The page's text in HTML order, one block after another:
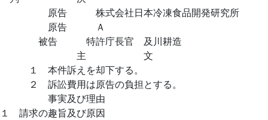
原告 株式会社日本冷凍食品開発研究所
原告 Ａ
被告 特許庁長官 及川耕造
主 文
１ 本件訴えを却下する。
２ 訴訟費用は原告の負担とする。
事実及び理由
１ 請求の趣旨及び原因